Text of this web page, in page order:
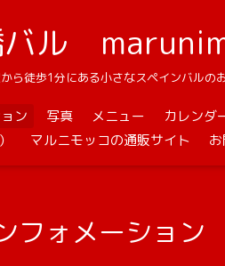
バル
ら徒歩1分にある小さなスペインバルのお
ン 写真 メニュー カレンダ
マルニモッコの通販サイト
フォメーション